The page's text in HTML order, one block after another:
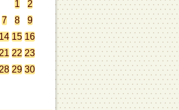
1
2
7 8
9
14 15 16
21 22 23
28 29 30